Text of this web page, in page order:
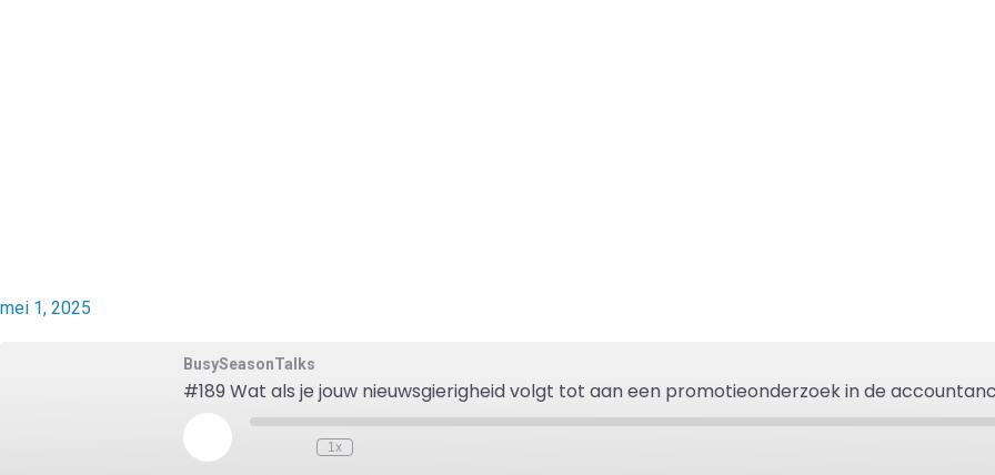
mei 1, 2025
BusySeasonTalks
#189 Wat als je jouw nieuwsgierigheid volgt tot aan een promotieonderzoek in de
1x